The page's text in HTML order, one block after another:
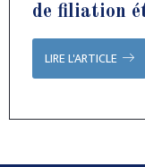
de filiation
LIRE L'ARTICLE